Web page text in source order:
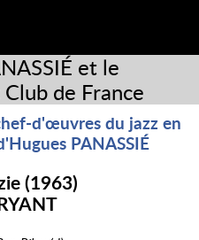
et le
de France
d'œuvres du jazz en
PANASSIÉ
(1963)